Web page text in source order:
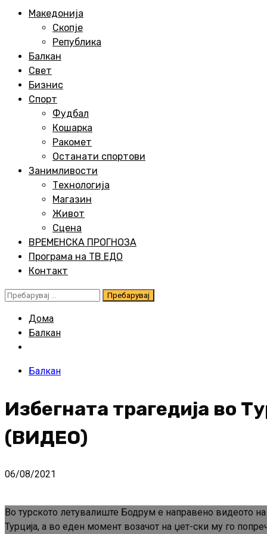
Македонија
Скопје
Република
Балкан
Свет
Бизнис
Спорт
Фудбал
Кошарка
Ракомет
Останати спортови
Занимливости
Технологија
Магазин
Живот
Сцена
ВРЕМЕНСКА ПРОГНОЗА
Програма на ТВ ЕДО
Контакт
Пребарувај
Дома
Балкан
Балкан
Избегната трагедија во
(ВИДЕО)
06/08/2021
Во турското летувалиште Бодрум е направено видеото
Турција, а во еден момент возачот на џет-ски му го